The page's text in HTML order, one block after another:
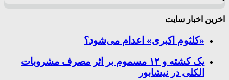
اخرین اخبار سایت
«کلثوم اکبری» اعدام می‌شود؟
یک کشته و ۱۲ مسموم بر اثر مصرف مشروبات
الکلی در نیشابور